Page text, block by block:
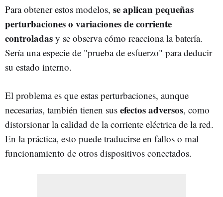
Para obtener estos modelos, se aplican pequeñas
perturbaciones o variaciones de corriente
controladas y se observa cómo reacciona la batería.
Sería una especie de "prueba de esfuerzo" para deducir
su estado interno.
El problema es que estas perturbaciones, aunque
necesarias, también tienen sus efectos adversos, como
distorsionar la calidad de la corriente eléctrica de la red.
En la práctica, esto puede traducirse en fallos o mal
funcionamiento de otros dispositivos conectados.